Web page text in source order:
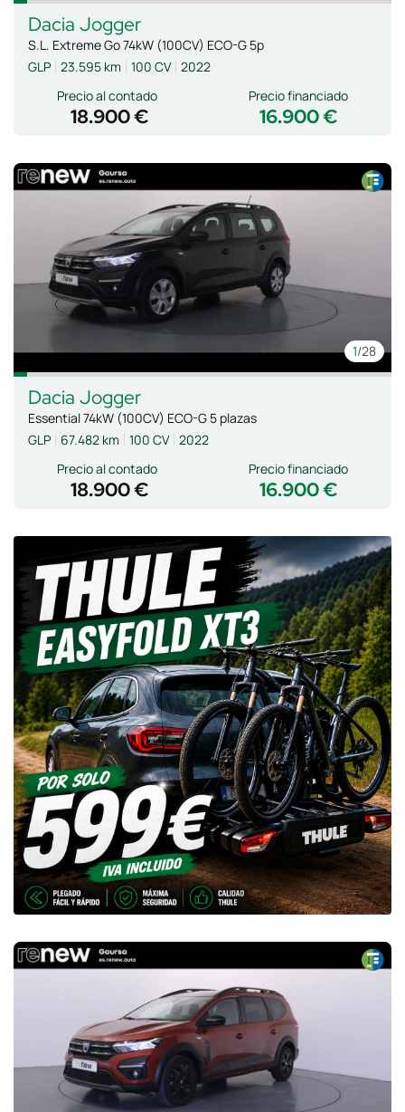
Dacia Jogger
S.L. Extreme Go 74kW (100CV) ECO-G 5p
GLP 23.595 km 100 CV 2022
Precio al contado
18.900 € 16.900 €
Precio financiado
1/28
Dacia Jogger
Essential 74kW (100CV) ECO-G 5 plazas
GLP
67.482 km 100 CV 2022
Precio al contado
18.900 € 16.900 €
Precio financiado